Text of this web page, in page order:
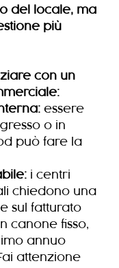
del locale, ma
più
con un
essere
o in
può fare la
i centri
chiedono una
sul fatturato
canone fisso,
annuo
attenzione